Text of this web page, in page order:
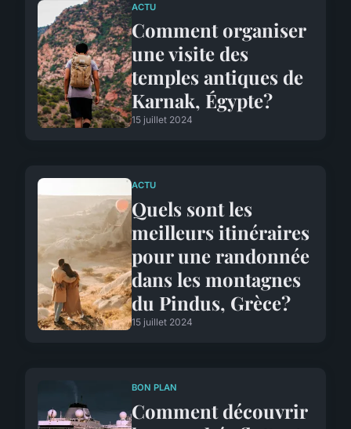
ACTU
Comment organiser
une visite des
temples antiques de
Karnak, Égypte?
15 juillet 2024
ACTU
Quels sont les
meilleurs itinéraires
pour une randonnée
dans les montagnes
du Pindus, Grèce?
15 juillet 2024
BON PLAN
Comment découvrir